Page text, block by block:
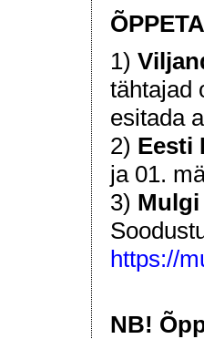
1)
tähtajad
esitada
2) Eesti
ja 01.
3)
https://
NB!